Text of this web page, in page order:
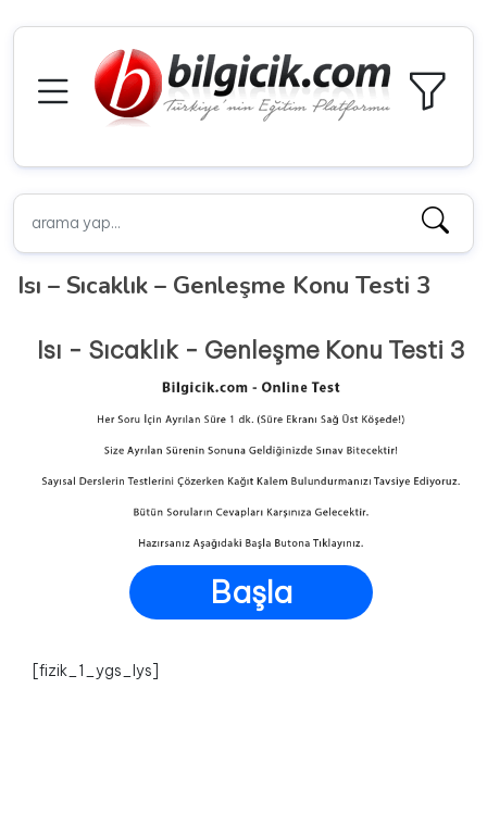
Isı – Sıcaklık – Genleşme Konu Testi 3
Isı - Sıcaklık - Genleşme Konu Testi 3
Başla
[fizik_1_ygs_lys]